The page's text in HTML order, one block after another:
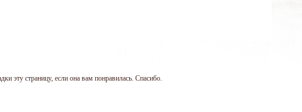
эту страницу, если она вам понравилась. Спасибо.